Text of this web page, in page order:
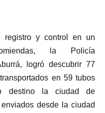
registro y control en un
la Policía
logró descubrir 77
en 59 tubos
destino la ciudad de
desde la ciudad